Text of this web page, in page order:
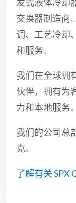
交换器制造商
调、工艺冷却
和服务。
我们在全球拥
伙伴，拥有为
力和本地服务。
我们的公司总
克。
了解有关 SPX